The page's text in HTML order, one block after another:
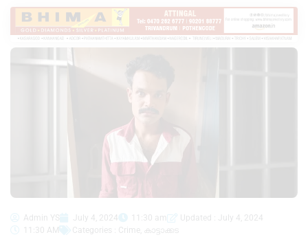
Admin YS July 4, 2024 11:30 am
Updated : July 4, 2024
11:30 AM
Categories : Crime കാട്ടാക്കട